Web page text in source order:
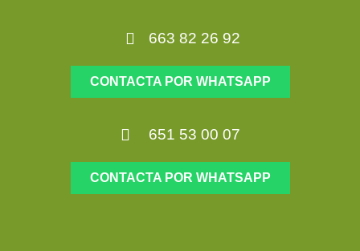
663 82 26 92
CONTACTA POR WHATSAPP
651 53 00 07
CONTACTA POR WHATSAPP